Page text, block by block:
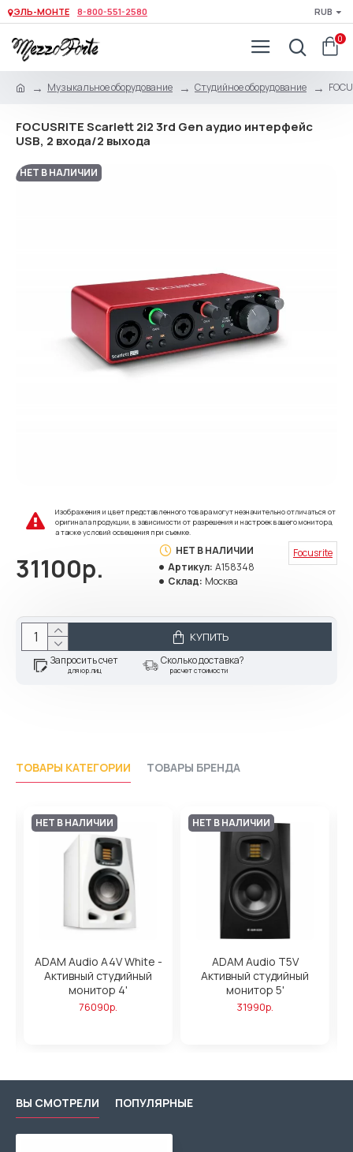
ЭЛЬ-МОНТЕ 8-800-551-2580 RUB
0
Музыкальное оборудование Студийное оборудование
FOCUSRITE Scarlett 2i2 3rd Gen аудио интерфейс
USB, 2 входа/2 выхода
НЕТ В НАЛИЧИИ
Изображения и цвет представленного товара могут незначительно отличаться от
оригинала продукции, в зависимости от разрешения и настроек вашего монитора,
а также условий освещения при съемке.
31100р.
НЕТ В НАЛИЧИИ
Артикул: A158348
Склад: Москва
Focusrite
КУПИТЬ
Запросить счет
для юр.лиц
Сколько доставка?
расчет стоимости
ТОВАРЫ КАТЕГОРИИ ТОВАРЫ БРЕНДА
НЕТ В НАЛИЧИИ
ADAM Audio A4V White -
Активный студийный
монитор 4'
76090р.
НЕТ В НАЛИЧИИ
ADAM Audio T5V
Активный студийный
монитор 5'
31990р.
ВЫ СМОТРЕЛИ ПОПУЛЯРНЫЕ